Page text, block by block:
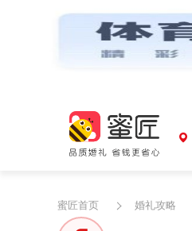
蜜匠首页 婚礼攻略